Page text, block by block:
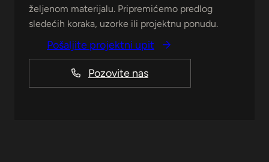
željenom materijalu. Pripremićemo predlog
sledećih koraka, uzorke ili projektnu ponudu.
Pošaljite projektni upit
Pozovite nas